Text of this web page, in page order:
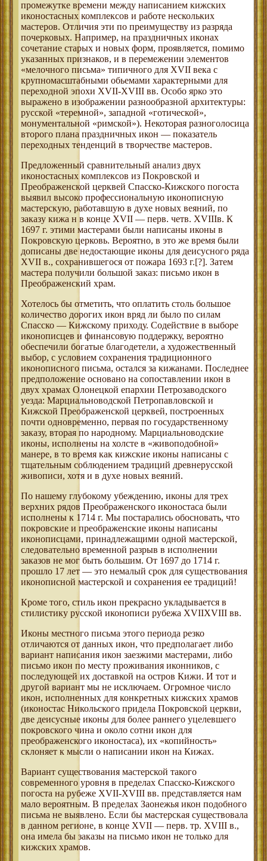
промежутке времени между написанием кижских
иконостасных комплексов и работе нескольких
мастеров. Отличия эти по преимуществу из разряда
почерковых. Например, на праздничных иконах
сочетание старых и новых форм, проявляется, помимо
указанных признаков, и в перемежении элементов
«мелочного письма» типичного для XVII века с
крупномасштабными обьемами характерными для
переходной эпохи XVII-XVIII вв. Особо ярко это
выражено в изображении разнообразной архитектуры:
русской «теремной», западной «готической»,
монументальной «римской»). Некоторая разноголосица
второго плана праздничных икон — показатель
переходных тенденций в творчестве мастеров.
Предложенный сравнительный анализ двух
иконостасных комплексов из Покровской и
Преображенской церквей Спасско-Кижского погоста
выявил высоко профессиональную иконописную
мастерскую, работавшую в духе новых веяний, по
заказу кижа н в конце XVII — перв. четв. XVIIIв. К
1697 г. этими мастерами были написаны иконы в
Покровскую церковь. Вероятно, в это же время были
дописаны две недостающие иконы для деисусного ряда
XVII в., сохранившегося от пожара 1693 г.[?]. Затем
мастера получили большой заказ: письмо икон в
Преображенский храм.
Хотелось бы отметить, что оплатить столь большое
количество дорогих икон вряд ли было по силам
Спасско — Кижскому приходу. Содействие в выборе
иконописцев и финансовую поддержку, вероятно
обеспечили богатые благодетели, а художественный
выбор, с условием сохранения традиционного
иконописного письма, остался за кижанами. Последнее
предположение основано на сопоставлении икон в
двух храмах Олонецкой епархии Петрозаводского
уезда: Марциальноводской Петропавловской и
Кижской Преображенской церквей, построенных
почти одновременно, первая по государственному
заказу, вторая по народному. Марциальноводские
иконы, исполнены на холсте в «живоподобной»
манере, в то время как кижские иконы написаны с
тщательным соблюдением традиций древнерусской
живописи, хотя и в духе новых веяний.
По нашему глубокому убеждению, иконы для трех
верхних рядов Преображенского иконостаса были
исполнены к 1714 г. Мы постарались обосновать, что
покровские и преображенские иконы написаны
иконописцами, принадлежащими одной мастерской,
следовательно временной разрыв в исполнении
заказов не мог быть большим. От 1697 до 1714 г.
прошло 17 лет — это немалый срок для существования
иконописной мастерской и сохранения ее традиций!
Кроме того, стиль икон прекрасно укладывается в
стилистику русской иконописи рубежа XVIIXVIII вв.
Иконы местного письма этого периода резко
отличаются от данных икон, что предполагает либо
вариант написания икон заезжими мастерами, либо
письмо икон по месту проживания иконников, с
последующей их доставкой на остров Кижи. И тот и
другой вариант мы не исключаем. Огромное число
икон, исполненных для конкретных кижских храмов
(иконостас Никольского придела Покровской церкви,
две деисусные иконы для более раннего уцелевшего
покровского чина и около сотни икон для
преображенского иконостаса), их «копийность»
склоняет к мысли о написании икон на Кижах.
Вариант существования мастерской такого
современного уровня в пределах Спасско-Кижского
погоста на рубеже XVII-XVIII вв. представляется нам
мало вероятным. В пределах Заонежья икон подобного
письма не выявлено. Если бы мастерская существовала
в данном регионе, в конце XVII — перв. тр. XVIII в.,
она имела бы заказы на письмо икон не только для
кижских храмов.